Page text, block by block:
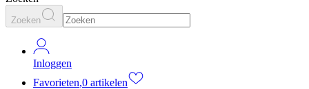
Zoeken
Inloggen
Favorieten,0 artikelen